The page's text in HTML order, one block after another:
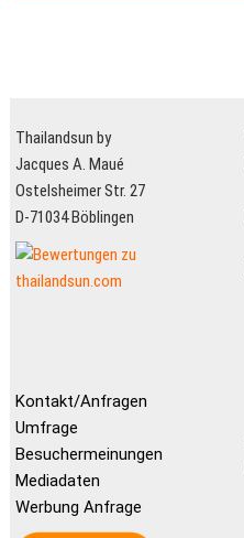
Thailandsun by
Jacques A. Maué
Ostelsheimer Str. 27
D-71034 Böblingen
Kontakt/Anfragen
Umfrage
Besuchermeinungen
Mediadaten
Werbung Anfrage